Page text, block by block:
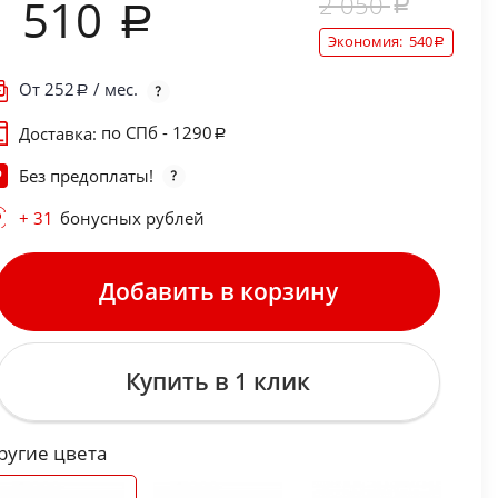
510 Экономия: 540
От 252
/ мес.
Доставка: по СПб - 1290
Без предоплаты!
+ 31 бонусных рублей
Добавить в корзину
Купить в 1 клик
цвета